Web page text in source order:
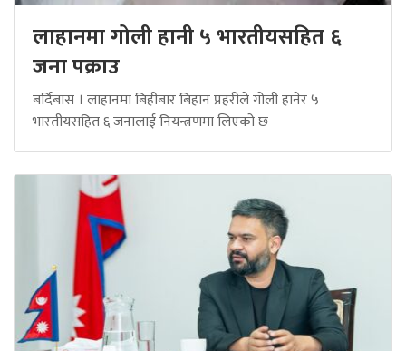
लाहानमा गोली हानी ५ भारतीयसहित ६
जना पक्राउ
बर्दिबास । लाहानमा बिहीबार बिहान प्रहरीले गोली हानेर ५
भारतीयसहित ६ जनालाई नियन्त्रणमा लिएको छ